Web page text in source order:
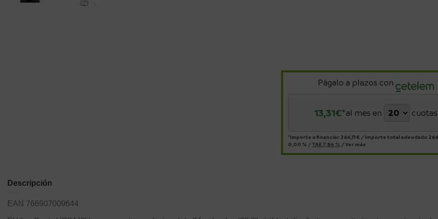
Págalo a plazos con
13,31€*al mes en cuotas
*Importe a financiar 266,11 € / Importe total adeudado
0,00 % / TAE 7,84 % /Ver más
Descripción
EAN 766907009644